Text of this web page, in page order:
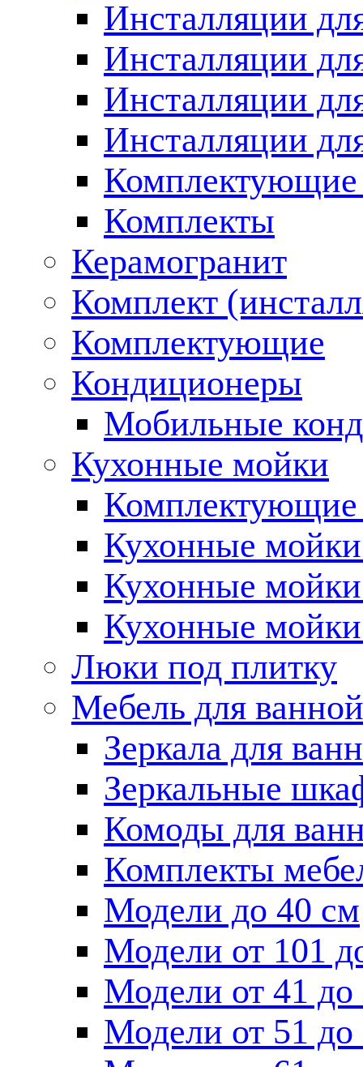
Инсталляции
Инсталляции
Инсталляции
Инсталляции
Комплектующие
Комплекты
Керамогранит
Комплект
Комплектующие
Кондиционеры
Мобильные
Кухонные мойки
Комплектующие
Кухонные мойки
Кухонные
Кухонные
Люки под плитку
Мебель для
Зеркала для
Зеркальные
Комоды для
Комплекты
Модели до 40 см
Модели от 101
Модели от 41 до
Модели от 51 до